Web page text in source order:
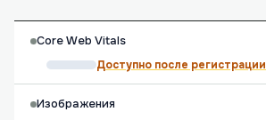
Core Web Vitals
Доступно после регистрации
Изображения